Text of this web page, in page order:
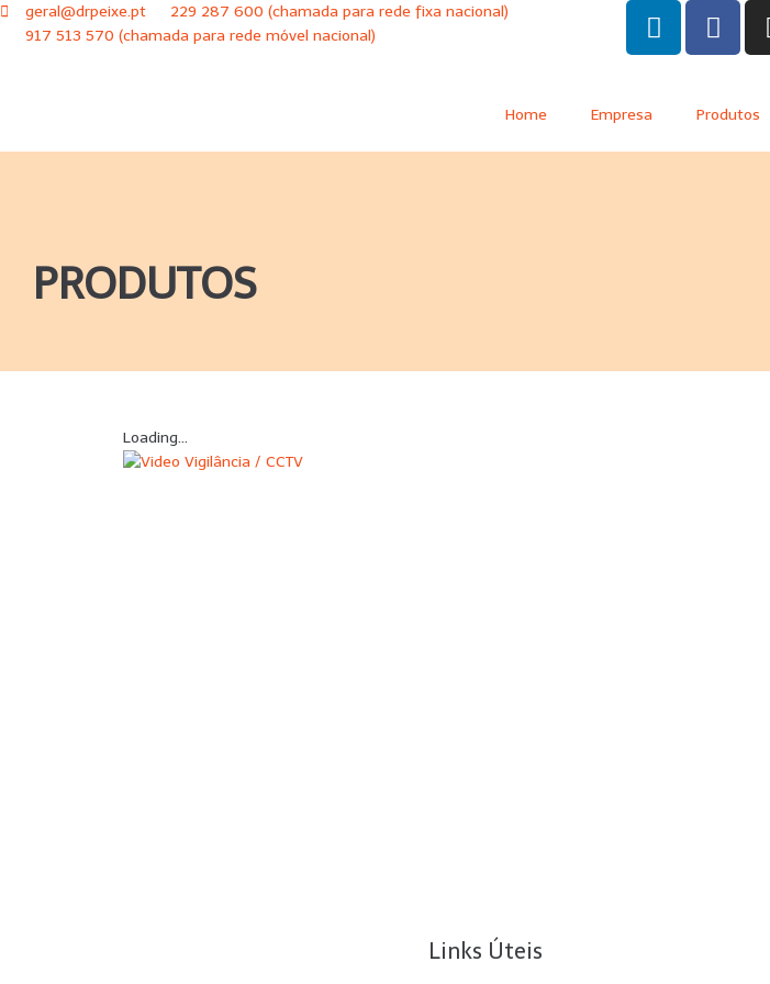
geral@drpeixe.pt
229 287 600 (chamada para rede fixa nacional)
917 513 570 (chamada para rede móvel nacional)
Home Empresa Produtos
PRODUTOS
Loading...
Links Úteis